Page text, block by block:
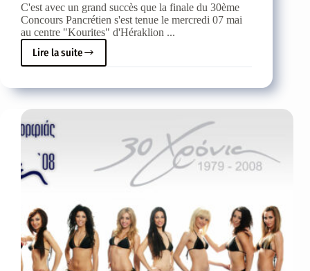
C'est avec un grand succès que la finale du 30ème
Concours Pancrétien s'est tenue le mercredi 07 mai
au centre "Kourites" d'Héraklion ...
Lire la suite
Miss
Crète
Irini
Petroulaki